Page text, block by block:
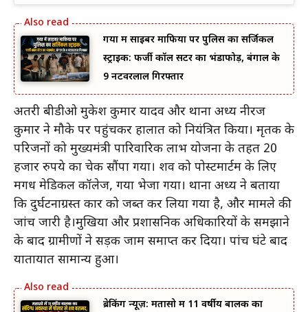
गया में साइबर माफिया पर पुलिस का सर्जिकल
स्ट्राइक: फर्जी कॉल सेंटर का भंडाफोड़, बंगाल के
9 नटवरलाल गिरफ्तार
अतरी बीडीओ मुकेश कुमार यादव और थाना अध्यक्ष नीरज
कुमार ने मौके पर पहुंचकर हालात को नियंत्रित किया। मृतक के
परिजनों को मुख्यमंत्री पारिवारिक लाभ योजना के तहत 20
हजार रुपये का चेक सौंपा गया। शव को पोस्टमार्टम के लिए
मगध मेडिकल कॉलेज, गया भेजा गया। थाना अध्यक्ष ने बताया
कि दुर्घटनाग्रस्त कार को जब्त कर लिया गया है, और मामले की
जांच जारी है।मुखिया और प्रशासनिक अधिकारियों के समझाने
के बाद ग्रामीणों ने सड़क जाम समाप्त कर दिया। पांच घंटे बाद
यातायात सामान्य हुआ।
ब्रेकिंग न्यूज़: मतासो में 11 वर्षीय बालक का